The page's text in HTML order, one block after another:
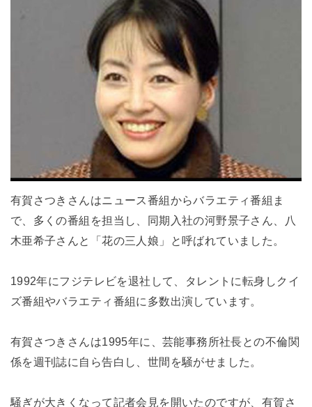
有賀さつきさんはニュース番組からバラエティ番組ま
で、多くの番組を担当し、同期入社の河野景子さん、八
木亜希子さんと「花の三人娘」と呼ばれていました。
1992年にフジテレビを退社して、タレントに転身しクイ
ズ番組やバラエティ番組に多数出演しています。
有賀さつきさんは1995年に、芸能事務所社長との不倫関
係を週刊誌に自ら告白し、世間を騒がせました。
騒ぎが大きくなって記者会見を開いたのですが、有賀さ